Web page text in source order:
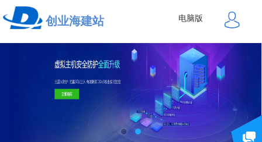
电脑版
创业海建站